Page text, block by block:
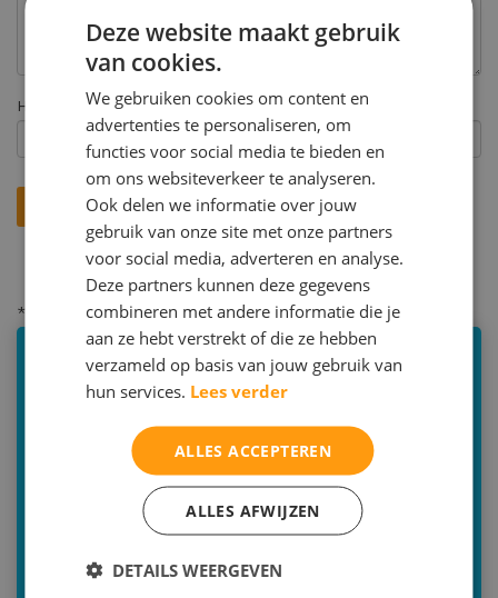
Hoe heeft u ons gevonden? *
* = verplicht
Faalangsttraining
Duur: 10 x 60 minuten
Minimale afname: 10 lessen
Voor wie: vanaf groep 3
Bilthoven | Zeist | Utrecht | Online | aan huis
Deze website maakt gebruik
van cookies.
We gebruiken cookies om content en
advertenties te personaliseren, om
functies voor social media te bieden en
om ons websiteverkeer te analyseren.
Ook delen we informatie over jouw
gebruik van onze site met onze partners
voor social media, adverteren en analyse.
Deze partners kunnen deze gegevens
combineren met andere informatie die je
aan ze hebt verstrekt of die ze hebben
verzameld op basis van jouw gebruik van
hun services. Lees verder
ALLES ACCEPTEREN
ALLES AFWIJZEN
DETAILS WEERGEVEN